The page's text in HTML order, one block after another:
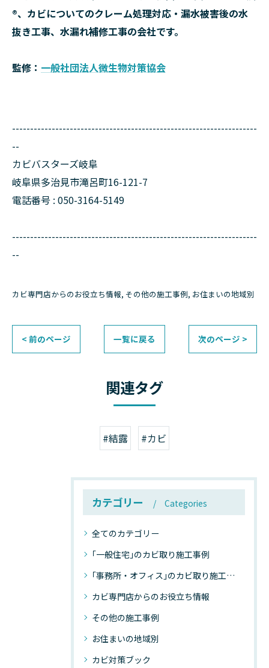
®、カビについてのクレーム処理対応・漏水被害後の水
抜き工事、水漏れ補修工事の会社です。
監修： 一般社団法人微生物対策協会
--------------------------------------------------------------------
--
カビバスターズ岐阜
岐阜県多治見市滝呂町16-121-7
電話番号 : 050-3164-5149
--------------------------------------------------------------------
--
カビ専門店からのお役立ち情報 その他の施工事例 お住まいの地域別
< 前のページ 一覧に戻る 次のページ >
関連タグ
#結露 #カビ
カテゴリー Categories
全てのカテゴリー
｢一般住宅｣のカビ取り施工事例
｢事務所・オフィス｣のカビ取り施工事例
カビ専門店からのお役立ち情報
その他の施工事例
お住まいの地域別
カビ対策ブック